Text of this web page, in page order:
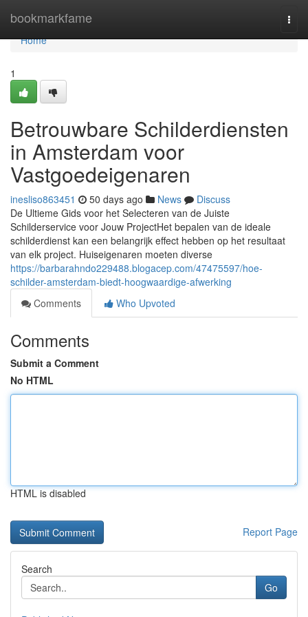
bookmarkfame
Home
Home
1
Betrouwbare Schilderdiensten
in Amsterdam voor
Vastgoedeigenaren
inesliso863451 50 days ago News
Discuss
De Ultieme Gids voor het Selecteren van de Juiste
Schilderservice voor Jouw ProjectHet bepalen van de ideale
schilderdienst kan een belangrijk effect hebben op het resultaat
van elk project. Huiseigenaren moeten diverse
https://barbarahndo229488.blogacep.com/47475597/hoe-
schilder-amsterdam-biedt-hoogwaardige-afwerking
Comments
Who Upvoted
Comments
Submit a Comment
No HTML
HTML is disabled
Report Page
Search
Go